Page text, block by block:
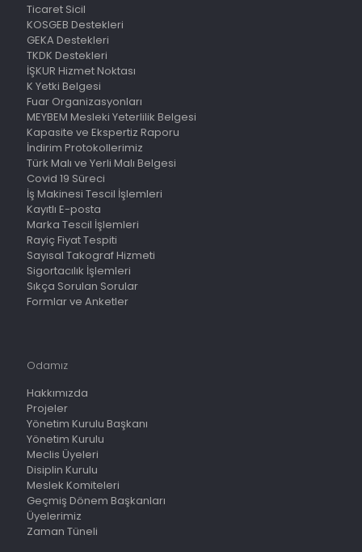
Ticaret Sicil
KOSGEB Destekleri
GEKA Destekleri
TKDK Destekleri
İŞKUR Hizmet Noktası
K Yetki Belgesi
Fuar Organizasyonları
MEYBEM Mesleki Yeterlilik Belgesi
Kapasite ve Ekspertiz Raporu
İndirim Protokollerimiz
Türk Malı ve Yerli Malı Belgesi
Covid 19 Süreci
İş Makinesi Tescil İşlemleri
Kayıtlı E-posta
Marka Tescil İşlemleri
Rayiç Fiyat Tespiti
Sayısal Takograf Hizmeti
Sigortacılık İşlemleri
Sıkça Sorulan Sorular
Formlar ve Anketler
Odamız
Hakkımızda
Projeler
Yönetim Kurulu Başkanı
Yönetim Kurulu
Meclis Üyeleri
Disiplin Kurulu
Meslek Komiteleri
Geçmiş Dönem Başkanları
Üyelerimiz
Zaman Tüneli